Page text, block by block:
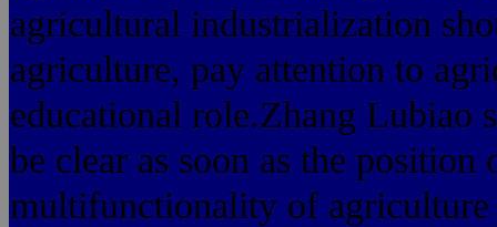
agricultural industrialization
agriculture, pay attention to
educational role.Zhang Lubiao
be clear as soon as the
multifunctionality of